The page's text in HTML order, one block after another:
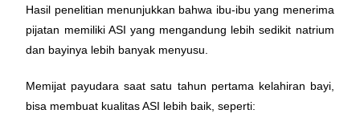
Hasil penelitian menunjukkan bahwa ibu-ibu yang menerima
pijatan memiliki ASI yang mengandung lebih sedikit natrium
dan bayinya lebih banyak menyusu.
Memijat payudara saat satu tahun pertama kelahiran bayi,
bisa membuat kualitas ASI lebih baik, seperti: